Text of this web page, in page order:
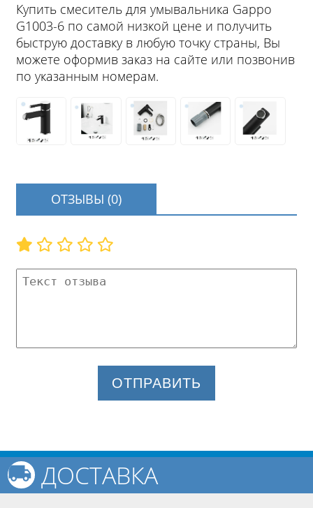
Купить смеситель для умывальника Gappo
G1003-6 по самой низкой цене и получить
быструю доставку в любую точку страны, Вы
можете оформив заказ на сайте или позвонив
по указанным номерам.
ОТЗЫВЫ (0)
ОТПРАВИТЬ
ДОСТАВКА